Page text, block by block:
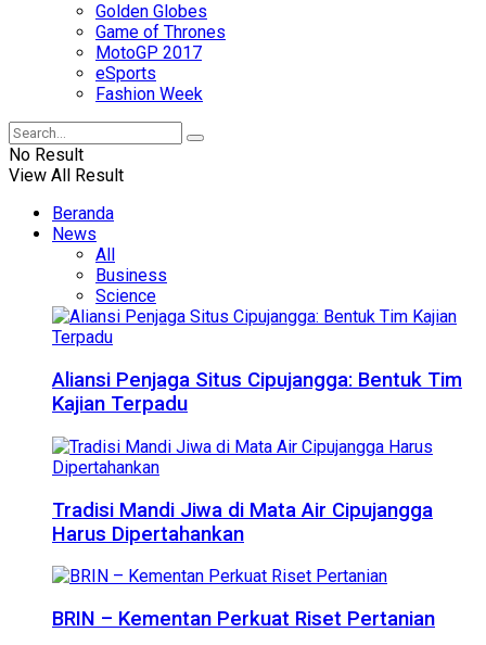
Golden Globes
Game of Thrones
MotoGP 2017
eSports
Fashion Week
No Result
View All Result
Beranda
News
All
Business
Science
Aliansi Penjaga Situs Cipujangga: Bentuk Tim
Kajian Terpadu
Tradisi Mandi Jiwa di Mata Air Cipujangga
Harus Dipertahankan
BRIN – Kementan Perkuat Riset Pertanian